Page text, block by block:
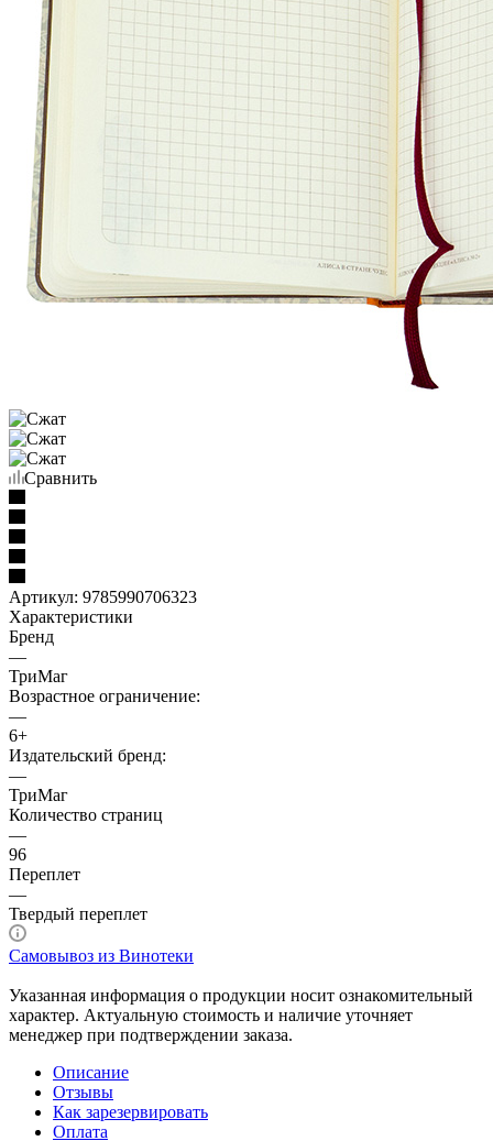
Сравнить
Артикул: 9785990706323
Характеристики
Бренд
—
ТриМаг
Возрастное ограничение:
—
6+
Издательский бренд:
—
ТриМаг
Количество страниц
—
96
Переплет
—
Твердый переплет
Самовывоз из Винотеки
Указанная информация о продукции носит ознакомительный
характер. Актуальную стоимость и наличие уточняет
менеджер при подтверждении заказа.
Описание
Отзывы
Как зарезервировать
Оплата